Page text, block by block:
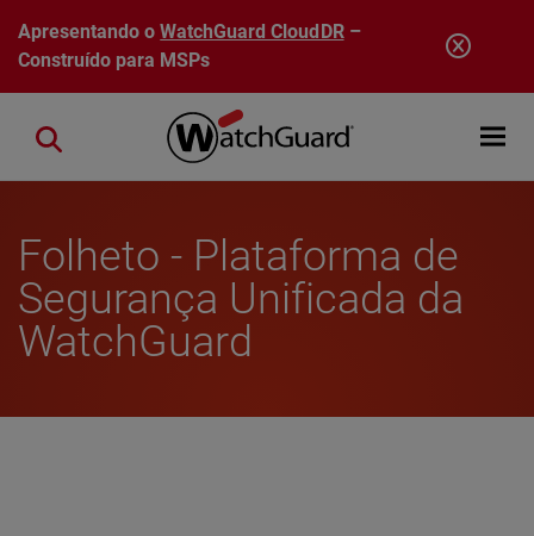
Pular para o conteúdo principal
Apresentando oWatchGuard CloudDR–
Construído para MSPs
Open
Close search
Folheto - Plataforma de
Segurança Unificada da
WatchGuard